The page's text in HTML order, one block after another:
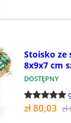
Stoisko ze
8x9x7 cm
DOSTĘPNY
zł 80,03 zł